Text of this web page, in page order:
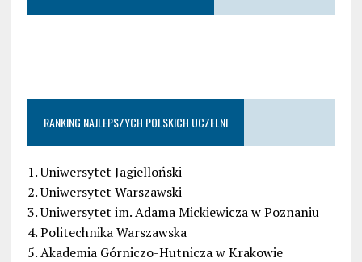
RANKING NAJLEPSZYCH POLSKICH UCZELNI
1. Uniwersytet Jagielloński
2. Uniwersytet Warszawski
3. Uniwersytet im. Adama Mickiewicza w Poznaniu
4. Politechnika Warszawska
5. Akademia Górniczo-Hutnicza w Krakowie